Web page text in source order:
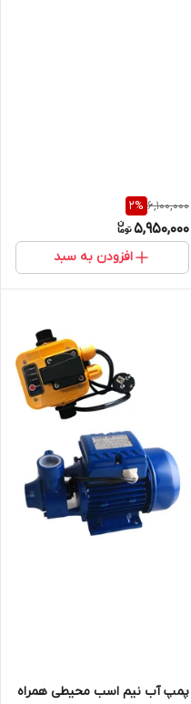
6,100,000
2%
5,950,000
افزودن به سبد
پمپ آب نیم اسب محیطی همراه